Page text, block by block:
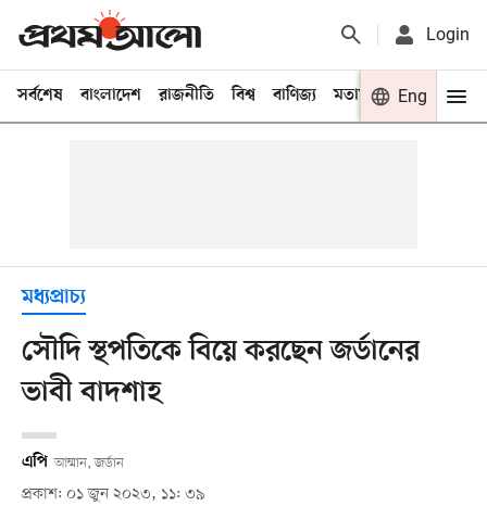
Login
সর্বশেষ বাংলাদেশ রাজনীতি বিশ্ব বাণিজ্য মতামত খেলা
Eng
মধ্যপ্রাচ্য
সৌদি স্থপতিকে বিয়ে করছেন জর্ডানের
ভাবী বাদশাহ
এপি আম্মান, জর্ডান
প্রকাশ: ০১ জুন ২০২৩, ১১: ৩৯